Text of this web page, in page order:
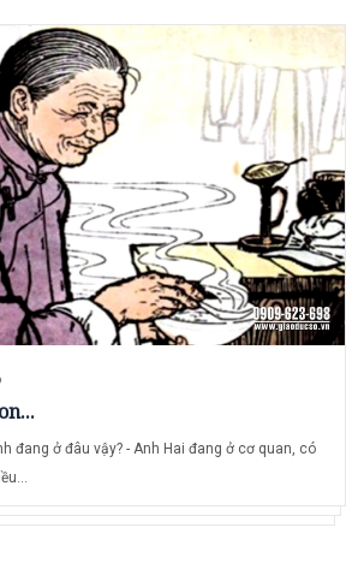
đang ở đâu vậy? - Anh Hai đang ở cơ quan, có